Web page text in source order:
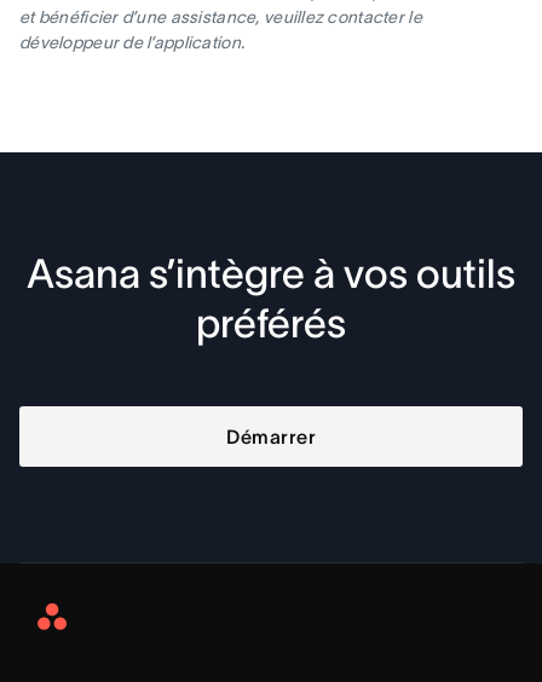
et bénéficier d’une assistance, veuillez contacter le
développeur de l’application.
Asana s’intègre à vos outils
préférés
Démarrer
Asana